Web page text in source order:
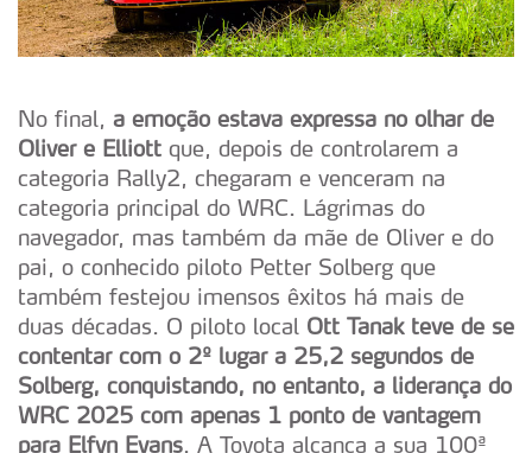
No final, a emoção estava expressa no olhar de
Oliver e Elliott que, depois de controlarem a
categoria Rally2, chegaram e venceram na
categoria principal do WRC. Lágrimas do
navegador, mas também da mãe de Oliver e do
pai, o conhecido piloto Petter Solberg que
também festejou imensos êxitos há mais de
duas décadas. O piloto local Ott Tanak teve de se
contentar com o 2º lugar a 25,2 segundos de
Solberg, conquistando, no entanto, a liderança do
WRC 2025 com apenas 1 ponto de vantagem
para Elfyn Evans. A Toyota alcança a sua 100ª